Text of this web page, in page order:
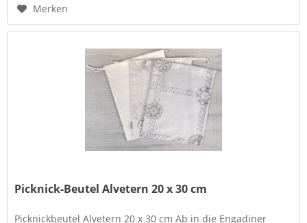
Merken
Picknick-Beutel Alvetern 20 x 30 cm
Picknickbeutel Alvetern 20 x 30 cm Ab in die Engadiner